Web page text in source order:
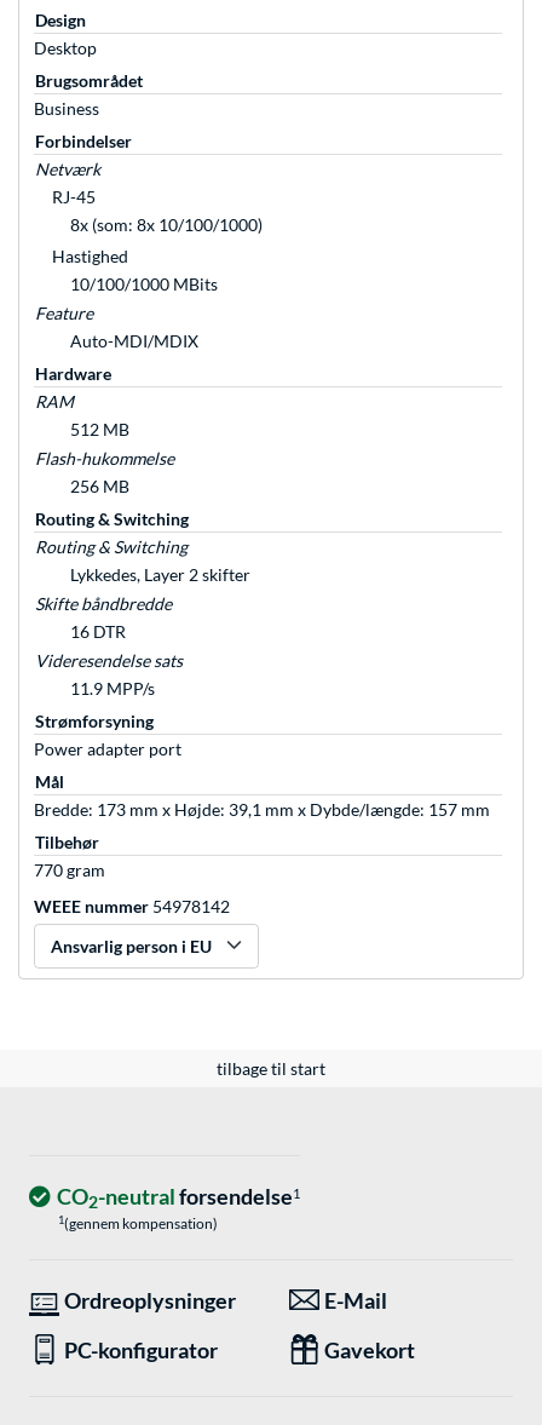
Design
Desktop
Brugsområdet
Business
Forbindelser
Netværk
RJ-45
8x (som: 8x 10/100/1000)
Hastighed
10/100/1000 MBits
Feature
Auto-MDI/MDIX
Hardware
RAM
512 MB
Flash-hukommelse
256 MB
Routing & Switching
Routing & Switching
Lykkedes, Layer 2 skifter
Skifte båndbredde
16 DTR
Videresendelse sats
11.9 MPP/s
Strømforsyning
Power adapter port
Mål
Bredde: 173 mm x Højde: 39,1 mm x Dybde/længde: 157 mm
Tilbehør
770 gram
WEEE nummer 54978142
Ansvarlig person i EU
tilbage til start
CO2-neutralforsendelse1
1(gennem kompensation)
Ordreoplysninger
E-Mail
PC-konfigurator
Gavekort